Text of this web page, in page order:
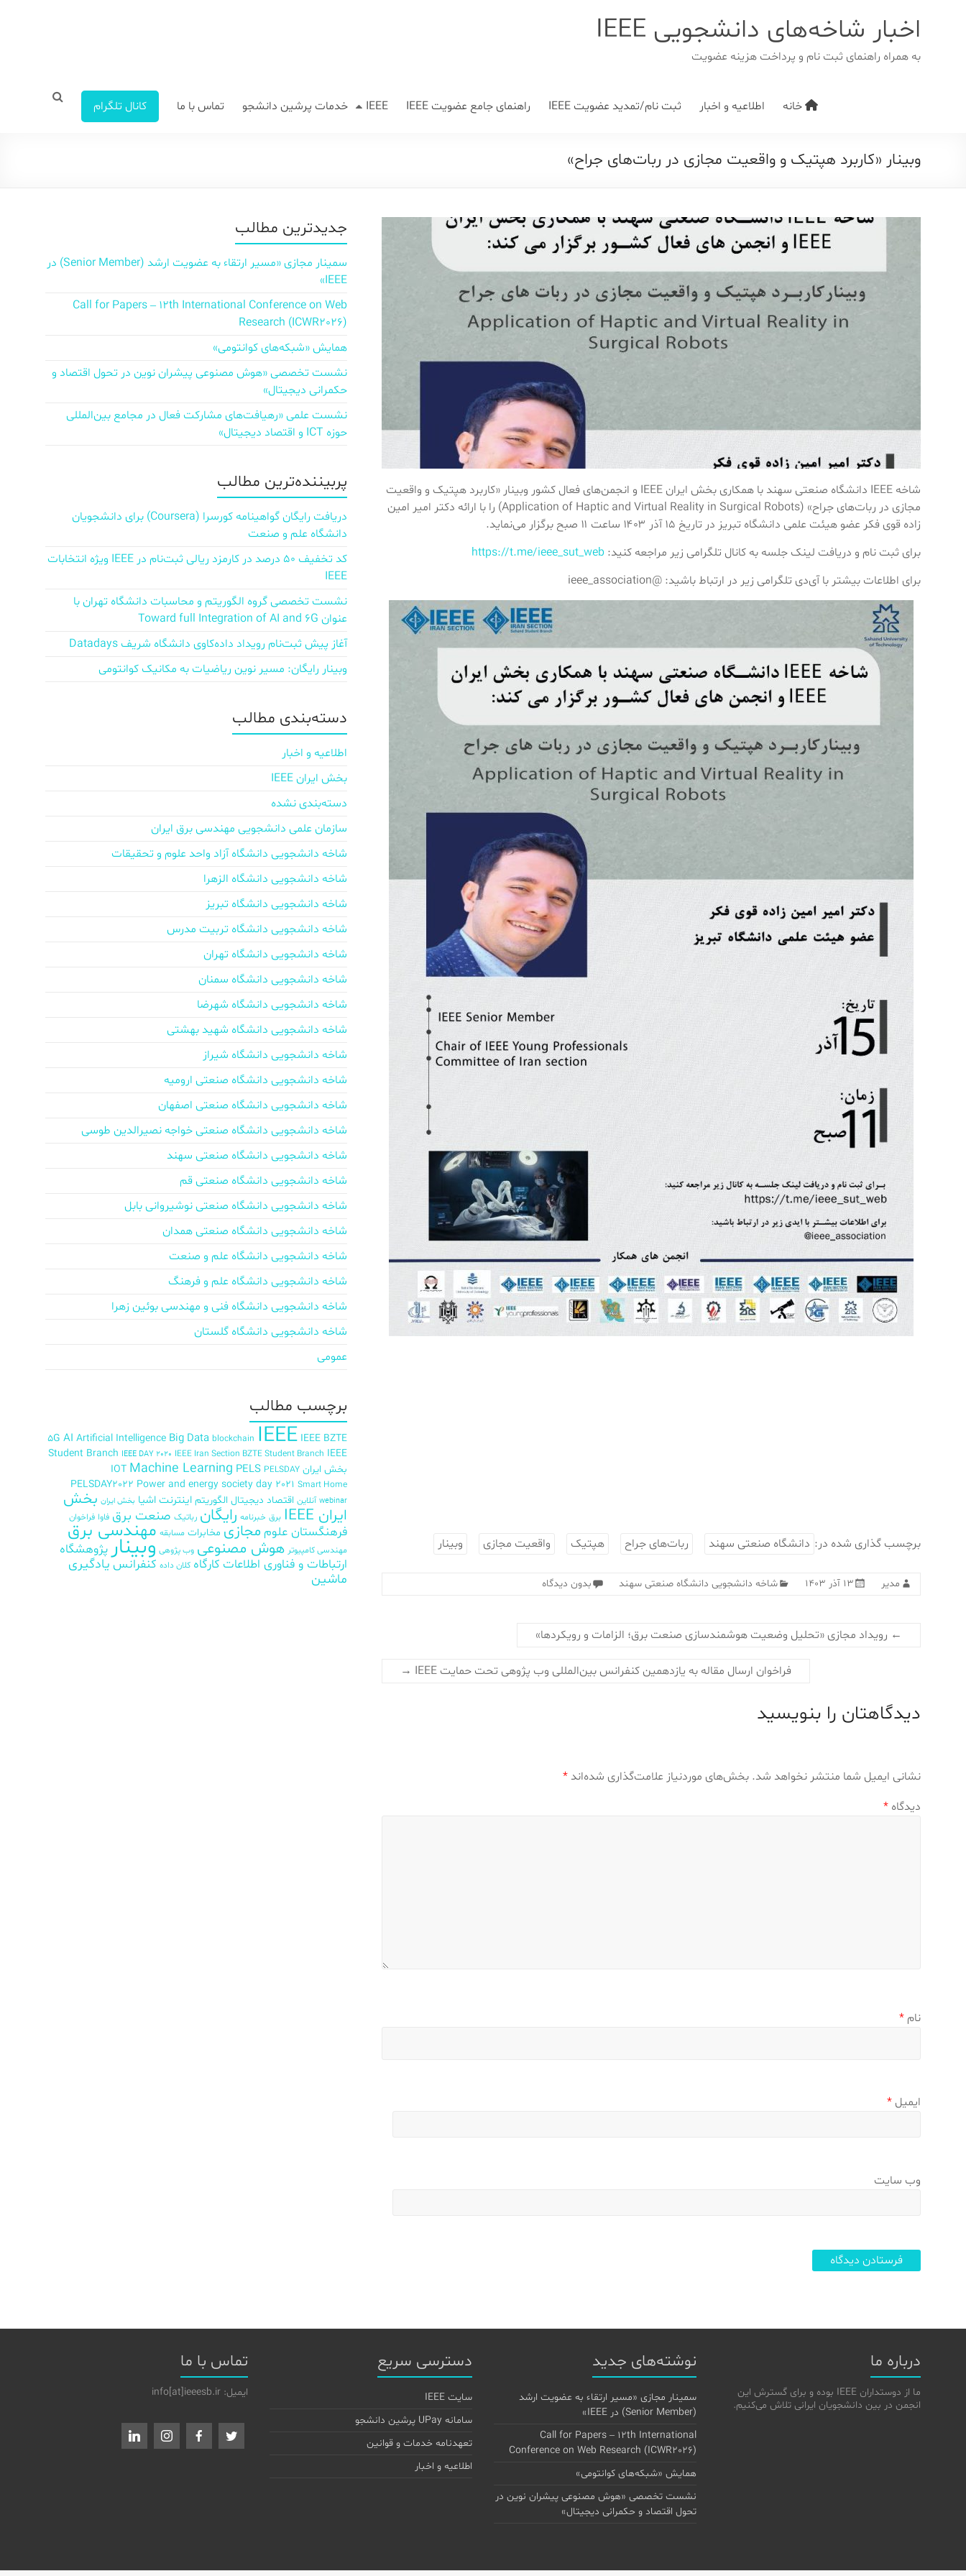
اخبار شاخه‌های دانشجویی IEEE
به همراه راهنمای ثبت نام و پرداخت هزینه عضویت
خانه اطلاعیه و اخبار ثبت نام/تمدید عضویت IEEE راهنمای جامع عضویت IEEE IEEE خدمات پرشین دانشجو تماس با ما کانال تلگرام
وبینار «کاربرد هپتیک و واقعیت مجازی در ربات‌های جراح»
شاخه IEEE دانشگاه صنعتی سهند با همکاری بخش ایران IEEE و انجمن‌های فعال کشور وبینار «کاربرد هپتیک و واقعیت
مجازی در ربات‌های جراح» (Application of Haptic and Virtual Reality in Surgical Robots) را با ارائه دکتر امیر امین
زاده قوی فکر عضو هیئت علمی دانشگاه تبریز در تاریخ ۱۵ آذر ۱۴۰۳ ساعت ۱۱ صبح برگزار می‌نماید.
برای ثبت نام و دریافت لینک جلسه به کانال تلگرامی زیر مراجعه کنید: https://t.me/ieee_sut_web
برای اطلاعات بیشتر با آی‌دی تلگرامی زیر در ارتباط باشید: @ieee_association
برچسب گذاری شده در: دانشگاه صنعتی سهند ربات‌های جراح هپتیک واقعیت مجازی وبینار
مدیر ۱۳ آذر ۱۴۰۳ شاخه دانشجویی دانشگاه صنعتی سهند بدون دیدگاه
← رویداد مجازی «تحلیل وضعیت هوشمندسازی صنعت برق؛ الزامات و رویکردها»
فراخوان ارسال مقاله به یازدهمین کنفرانس بین‌المللی وب پژوهی تحت حمایت IEEE →
دیدگاهتان را بنویسید
نشانی ایمیل شما منتشر نخواهد شد. بخش‌های موردنیاز علامت‌گذاری شده‌اند *
دیدگاه *
نام *
ایمیل *
وب‌ سایت
جدیدترین مطالب
سمینار مجازی «مسیر ارتقاء به عضویت ارشد (Senior Member) در
IEEE»
Call for Papers – 12th International Conference on Web
Research (ICWR2026)
همایش «شبکه‌های کوانتومی»
نشست تخصصی «هوش مصنوعی پیشران نوین در تحول اقتصاد و
حکمرانی دیجیتال»
نشست علمی «رهیافت‌های مشارکت فعال در مجامع بین‌المللی
حوزه ICT و اقتصاد دیجیتال»
پربیننده‌ترین مطالب
دریافت رایگان گواهینامه کورسرا (Coursera) برای دانشجویان
دانشگاه علم و صنعت
کد تخفیف ۵۰ درصد در کارمزد ریالی ثبت‌نام در IEEE ویژه انتخابات
IEEE
نشست تخصصی گروه الگوریتم و محاسبات دانشگاه تهران با
عنوان Toward full Integration of AI and 6G
آغاز پیش‌ ثبت‌نام رویداد داده‌کاوی دانشگاه شریف Datadays
وبینار رایگان: مسیر نوین ریاضیات به مکانیک کوانتومی
دسته‌بندی مطالب
اطلاعیه و اخبار
بخش ایران IEEE
دسته‌بندی نشده
سازمان علمی دانشجویی مهندسی برق ایران
شاخه دانشجویی دانشگاه آزاد واحد علوم و تحقیقات
شاخه دانشجویی دانشگاه الزهرا
شاخه دانشجویی دانشگاه تبریز
شاخه دانشجویی دانشگاه تربیت مدرس
شاخه دانشجویی دانشگاه تهران
شاخه دانشجویی دانشگاه سمنان
شاخه دانشجویی دانشگاه شهرضا
شاخه دانشجویی دانشگاه شهید بهشتی
شاخه دانشجویی دانشگاه شیراز
شاخه دانشجویی دانشگاه صنعتی ارومیه
شاخه دانشجویی دانشگاه صنعتی اصفهان
شاخه دانشجویی دانشگاه صنعتی خواجه نصیرالدین طوسی
شاخه دانشجویی دانشگاه صنعتی سهند
شاخه دانشجویی دانشگاه صنعتی قم
شاخه دانشجویی دانشگاه صنعتی نوشیروانی بابل
شاخه دانشجویی دانشگاه صنعتی همدان
شاخه دانشجویی دانشگاه علم و صنعت
شاخه دانشجویی دانشگاه علم و فرهنگ
شاخه دانشجویی دانشگاه فنی و مهندسی بوئین زهرا
شاخه دانشجویی دانشگاه گلستان
عمومی
برچسب‌ مطالب
5G AI Artificial Intelligence Big Data blockchain IEEE IEEE BZTE
Student Branch IEEE DAY 2020 IEEE Iran Section BZTE Student Branch IEEE
بخش ایران
IOT Machine Learning PELS PELSDAY
PELSDAY2022 Power and energy society day 2021 Smart Home
webinar آنلاین اقتصاد دیجیتال الگوریتم اینترنت اشیا بخش ایران بخش
ایران IEEE
برق خبرنامه رایگان رباتیک صنعت برق فاوا فراخوان
فرهنگستان علوم مجازی مخابرات مسابقه مهندسی برق
مهندسی کامپیوتر هوش مصنوعی وب پژوهی وبینارپژوهشگاه
ارتباطات و فناوری اطلاعات کارگاه کلان داده کنفرانس یادگیری
ماشین
درباره ما
ما از دوستداران IEEE بوده و برای گسترش این
انجمن در بین دانشجویان ایرانی تلاش می‌کنیم.
نوشته‌های جدید
سمینار مجازی «مسیر ارتقاء به عضویت ارشد
(Senior Member) در IEEE»
Call for Papers – 12th International
Conference on Web Research (ICWR2026)
همایش «شبکه‌های کوانتومی»
نشست تخصصی «هوش مصنوعی پیشران نوین در
تحول اقتصاد و حکمرانی دیجیتال»
دسترسی سریع
سایت IEEE
سامانه UPay پرشین دانشجو
تعهدنامه خدمات و قوانین
اطلاعیه و اخبار
تماس با ما
ایمیل: info[at]ieeesb.ir